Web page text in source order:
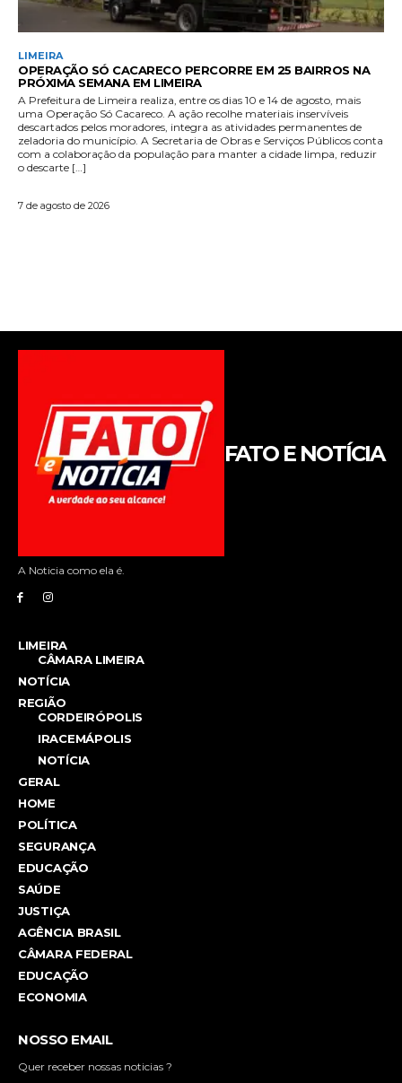
FATO E NOTÍCIA
A Noticia como ela é.
LIMEIRA
CÂMARA LIMEIRA
NOTÍCIA
REGIÃO
CORDEIRÓPOLIS
IRACEMÁPOLIS
NOTÍCIA
GERAL
HOME
POLÍTICA
SEGURANÇA
EDUCAÇÃO
SAÚDE
JUSTIÇA
AGÊNCIA BRASIL
CÂMARA FEDERAL
EDUCAÇÃO
ECONOMIA
NOSSO EMAIL
Quer receber nossas noticias ?